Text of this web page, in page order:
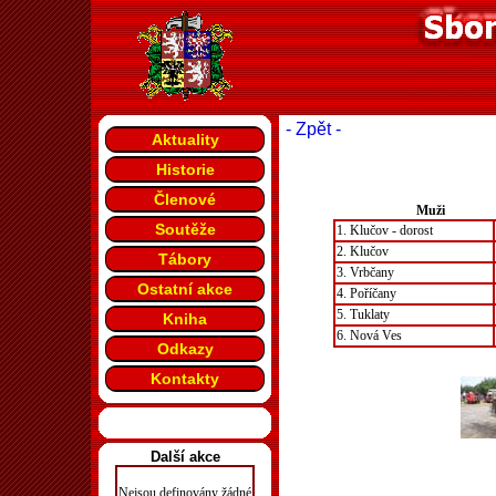
- Zpět -
Muži
1. Klučov - dorost
2. Klučov
3. Vrbčany
4. Poříčany
5. Tuklaty
6. Nová Ves
Aktuality
Historie
Členové
Soutěže
Tábory
Ostatní akce
Kniha
Odkazy
Kontakty
Další akce
Nejsou definovány žádné